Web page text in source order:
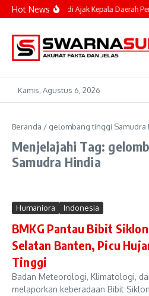
Lewati ke konten
Hot NewsMahyeldi Ajak Kepala Daerah
Kamis, Agustus 6, 2026
Beranda / gelombang tinggi Samudra
Menjelajahi Tag:
Samudra Hindia
Humaniora Indonesia
BMKG Pantau Bibit
Selatan Banten, Picu
Tinggi
Badan Meteorologi, Klimatologi,
melaporkan keberadaan Bibit